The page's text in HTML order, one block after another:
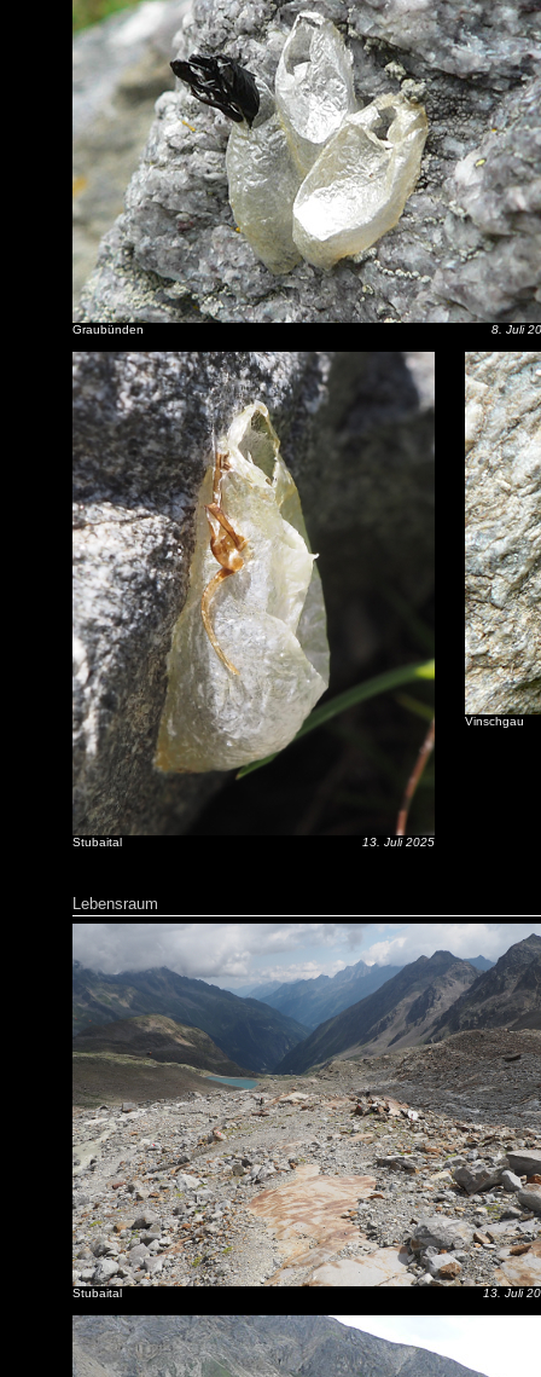
Graubünden 8. Juli
Vinschgau
Stubaital 13. Juli 2025
Lebensraum
Stubaital 13. Juli